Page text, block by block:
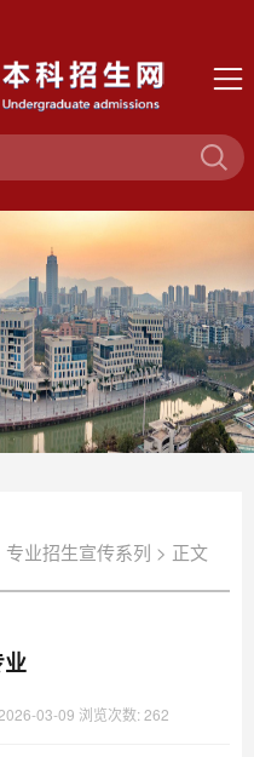
专业招生宣传系列 > 正文
03-09 浏览次数: 262